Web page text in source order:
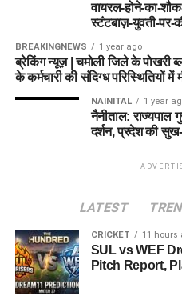
वायरल-होने-का-
स्टंटबाज़-युवती-पर-
BREAKINGNEWS 1 year ago
ब्रेकिंग न्यूज़ | चमोली जिले के पोखरी
के कर्मचारी की संदिग्ध परिस्थितियों में
NAINITAL 1 year
नैनीताल: राज्यपाल
दर्शन, प्रदेश की
LATEST
CRICKET 11 hours
SUL vs WEF
Pitch Report,